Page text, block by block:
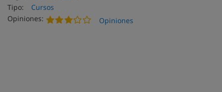
Tipo:
Cursos
Opiniones:
Opiniones